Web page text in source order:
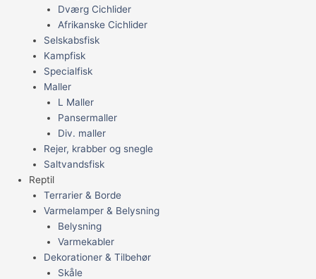
Dværg Cichlider
Afrikanske Cichlider
Selskabsfisk
Kampfisk
Specialfisk
Maller
L Maller
Pansermaller
Div. maller
Rejer, krabber og snegle
Saltvandsfisk
Reptil
Terrarier & Borde
Varmelamper & Belysning
Belysning
Varmekabler
Dekorationer & Tilbehør
Skåle